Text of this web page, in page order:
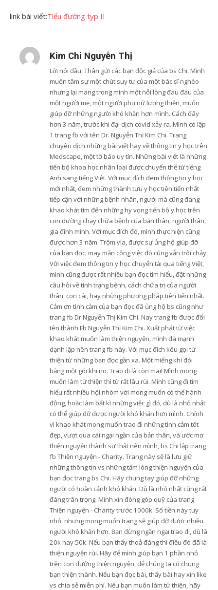
link bài viết:Tiểu đường typ II
Kim Chi Nguyễn Thị
Lời nói đầu, Thân gửi các bạn độc giả của bs Chi. Mình
muốn tâm sự một chút suy tư của một bác sĩ nghèo
nhưng lại mang trong mình một nỗi lòng đau đáu của
một người mẹ, một người phụ nữ lương thiện, muốn
giúp đỡ những người khó khăn hơn mình. Cách đây
hơn 3 năm, trước khi đại dịch covid xảy ra. Mình có lập
1 trang fb với tên Dr. Nguyễn Thị Kim Chi. Trang
chuyên dịch những bài viết hay về thông tin y học trên
Medscape, một tờ báo uy tín. Những bài viết là những
tiến bộ khoa học nhân loại được chuyển thể từ tiếng
Anh sang tiếng Việt. Với mục đích đem thông tin y học
mới nhất, đem những thành tựu y học tiên tiến nhất
tiếp cận với những bệnh nhân, người mà cũng đang
khao khát tìm đến những hy vọng tiến bộ y học trên
con đường chạy chữa bệnh của bản thân, người thân,
gia đình mình. Với mục đích đó, mình thực hiện cũng
được hơn 3 năm. Trộm vía, được sự ủng hộ giúp đỡ
của bạn đọc, may mắn công việc đó cũng vẫn trôi chảy.
Với việc đem thông tin y học chuyển tải qua tiếng Việt,
mình cũng được rất nhiều bạn đọc tìm hiểu, đặt những
câu hỏi về tình trạng bệnh, cách chữa trị của người
thân, con cái, hay những phương pháp tiên tiến nhất.
Cảm ơn tình cảm của bạn đọc đã ủng hộ bs cũng như
trang fb Dr.Nguyễn Thị Kim Chi. Nay trang fb được đổi
tên thành Fb Nguyễn Thị Kim Chi. Xuất phát từ việc
khao khát muốn làm thiện nguyện, mình đã mạnh
dạnh lập nên trang fb này. Với mục đích kêu gọi từ
thiện từ những bạn đọc gần xa. Một miếng khi đói
bằng một gói khi no. Trao đi là còn mãi! Mình mong
muốn làm từ thiện thì từ rất lâu rùi. Mình cũng đi tìm
hiểu rất nhiều hội nhóm với mong muốn có thể hành
động, hoặc làm bất kì những việc gì đó, dù là nhỏ nhất
có thể giúp đỡ được người khó khăn hơn mình. Chính
vì khao khát mong muốn trao đi những tình cảm tốt
đẹp, vượt qua cái ngại ngần của bản thân, và ước mơ
thiện nguyện thành sự thật nên mình, bs Chi lập trang
fb Thiện nguyện - Charity. Trang này sẽ là lưu giữ
những thông tin vs những tấm lòng thiện nguyện của
bạn đọc trang bs Chi. Hãy chung tay giúp đỡ những
người có hoàn cảnh khó khăn. Dù là nhỏ nhất cũng rất
đáng trân trọng. Mình xin đóng góp quỹ của trang
Thiện nguyện - Charity trước 1000k. Số tiền này tuy
nhỏ, nhưng mong muốn trang sẽ giúp đỡ được nhiều
người khó khăn hơn. Bạn đừng ngần ngại trao đi, dù là
20k hay 50k. Nếu bạn thấy thoả đáng thì điều đó đã là
thiện nguyện rùi. Hãy để mình giúp bạn 1 phần nhỏ
trên con đường thiện nguyện, để chúng ta có chung
bạn thiện thành. Nếu bạn đọc bài, thấy bài hay xin like
vs chia sẻ miễn phí. Nếu bạn muốn làm từ thiện, hãy